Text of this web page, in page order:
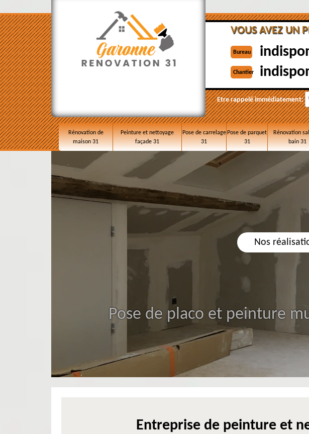
VOUS AVEZ UN
Bureau
Chantier
Etre rappelé immédiatement:
Rénovation de
maison 31
Peinture et nettoyage
façade 31
Pose de carrelage
31
Pose de parquet
31
Rénovation
bain 31
Nos
Pose de placo et peinture
Entreprise de peinture et